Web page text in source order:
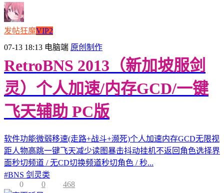
发帖狂魔VIP2
07-13 18:13 电脑端 原创制作
RetroBNS 2013（新加坡服剑
灵）个人加速/内存GCD/一键
飞天辅助 PC版
软件功能微弱移速(走路+战斗+濒死)个人加速内存GCD无限视
距人物高跳一键飞天减少读图暴击抖动挂机不返回角色选择界
面秒切频道 / 无CD切换频道秒切角色 / 秒...
#BNS 剑灵类
0
0 468